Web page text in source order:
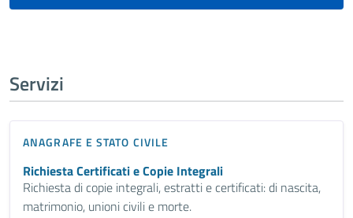
Servizi
ANAGRAFE E STATO CIVILE
Richiesta Certificati e Copie Integrali
Richiesta di copie integrali, estratti e certificati: di nascita,
matrimonio, unioni civili e morte.